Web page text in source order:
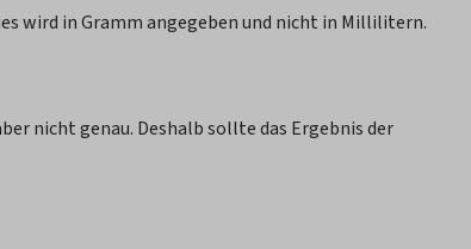
wird in Gramm angegeben und nicht in Millilitern.
nicht genau. Deshalb sollte das Ergebnis der